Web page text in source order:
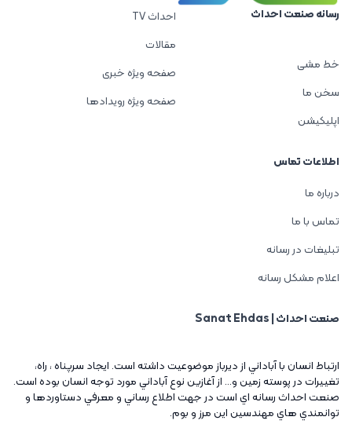
رسانه صنعت احداث
خط مشی
سخن ما
اپلیکیشن
احداث TV
مقالات
صفحه ویژه خبری
صفحه ویژه رویدادها
اطلاعات تماس
درباره ما
تماس با ما
تبلیغات در رسانه
اعلام مشکل رسانه
صنعت احداث | Sanat Ehdas
ارتباط انسان با آباداني از ديرباز موضوعيت داشته است. ايجاد سرپناه ، راه،
تغييرات در پوسته زمين و... از آغازين نوع آباداني مورد توجه انسان بوده است.
صنعت احداث رسانه اي است در جهت اطلاع رساني و معرفي دستاوردها و
توانمندي هاي مهندسين اين مرز و بوم.